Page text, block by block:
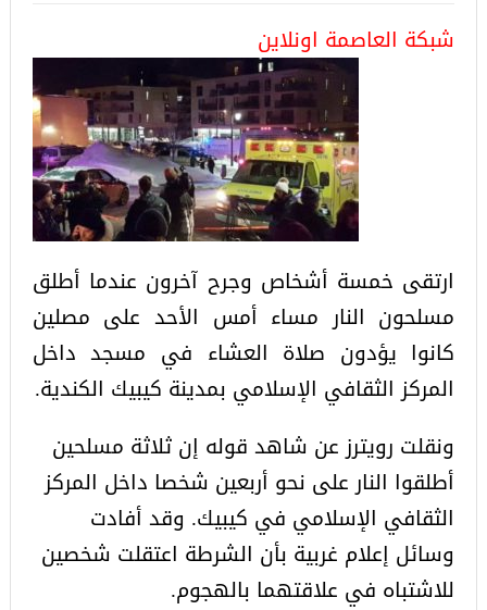
شبكة العاصمة اونلاين
ارتقى خمسة أشخاص وجرح آخرون عندما أطلق
مسلحون النار مساء أمس الأحد على مصلين
كانوا يؤدون صلاة العشاء في مسجد داخل
المركز الثقافي الإسلامي بمدينة كيبيك الكندية.
ونقلت رويترز عن شاهد قوله إن ثلاثة مسلحين
أطلقوا النار على نحو أربعين شخصا داخل المركز
الثقافي الإسلامي في كيبيك. وقد أفادت
وسائل إعلام غربية بأن الشرطة اعتقلت شخصين
للاشتباه في علاقتهما بالهجوم.